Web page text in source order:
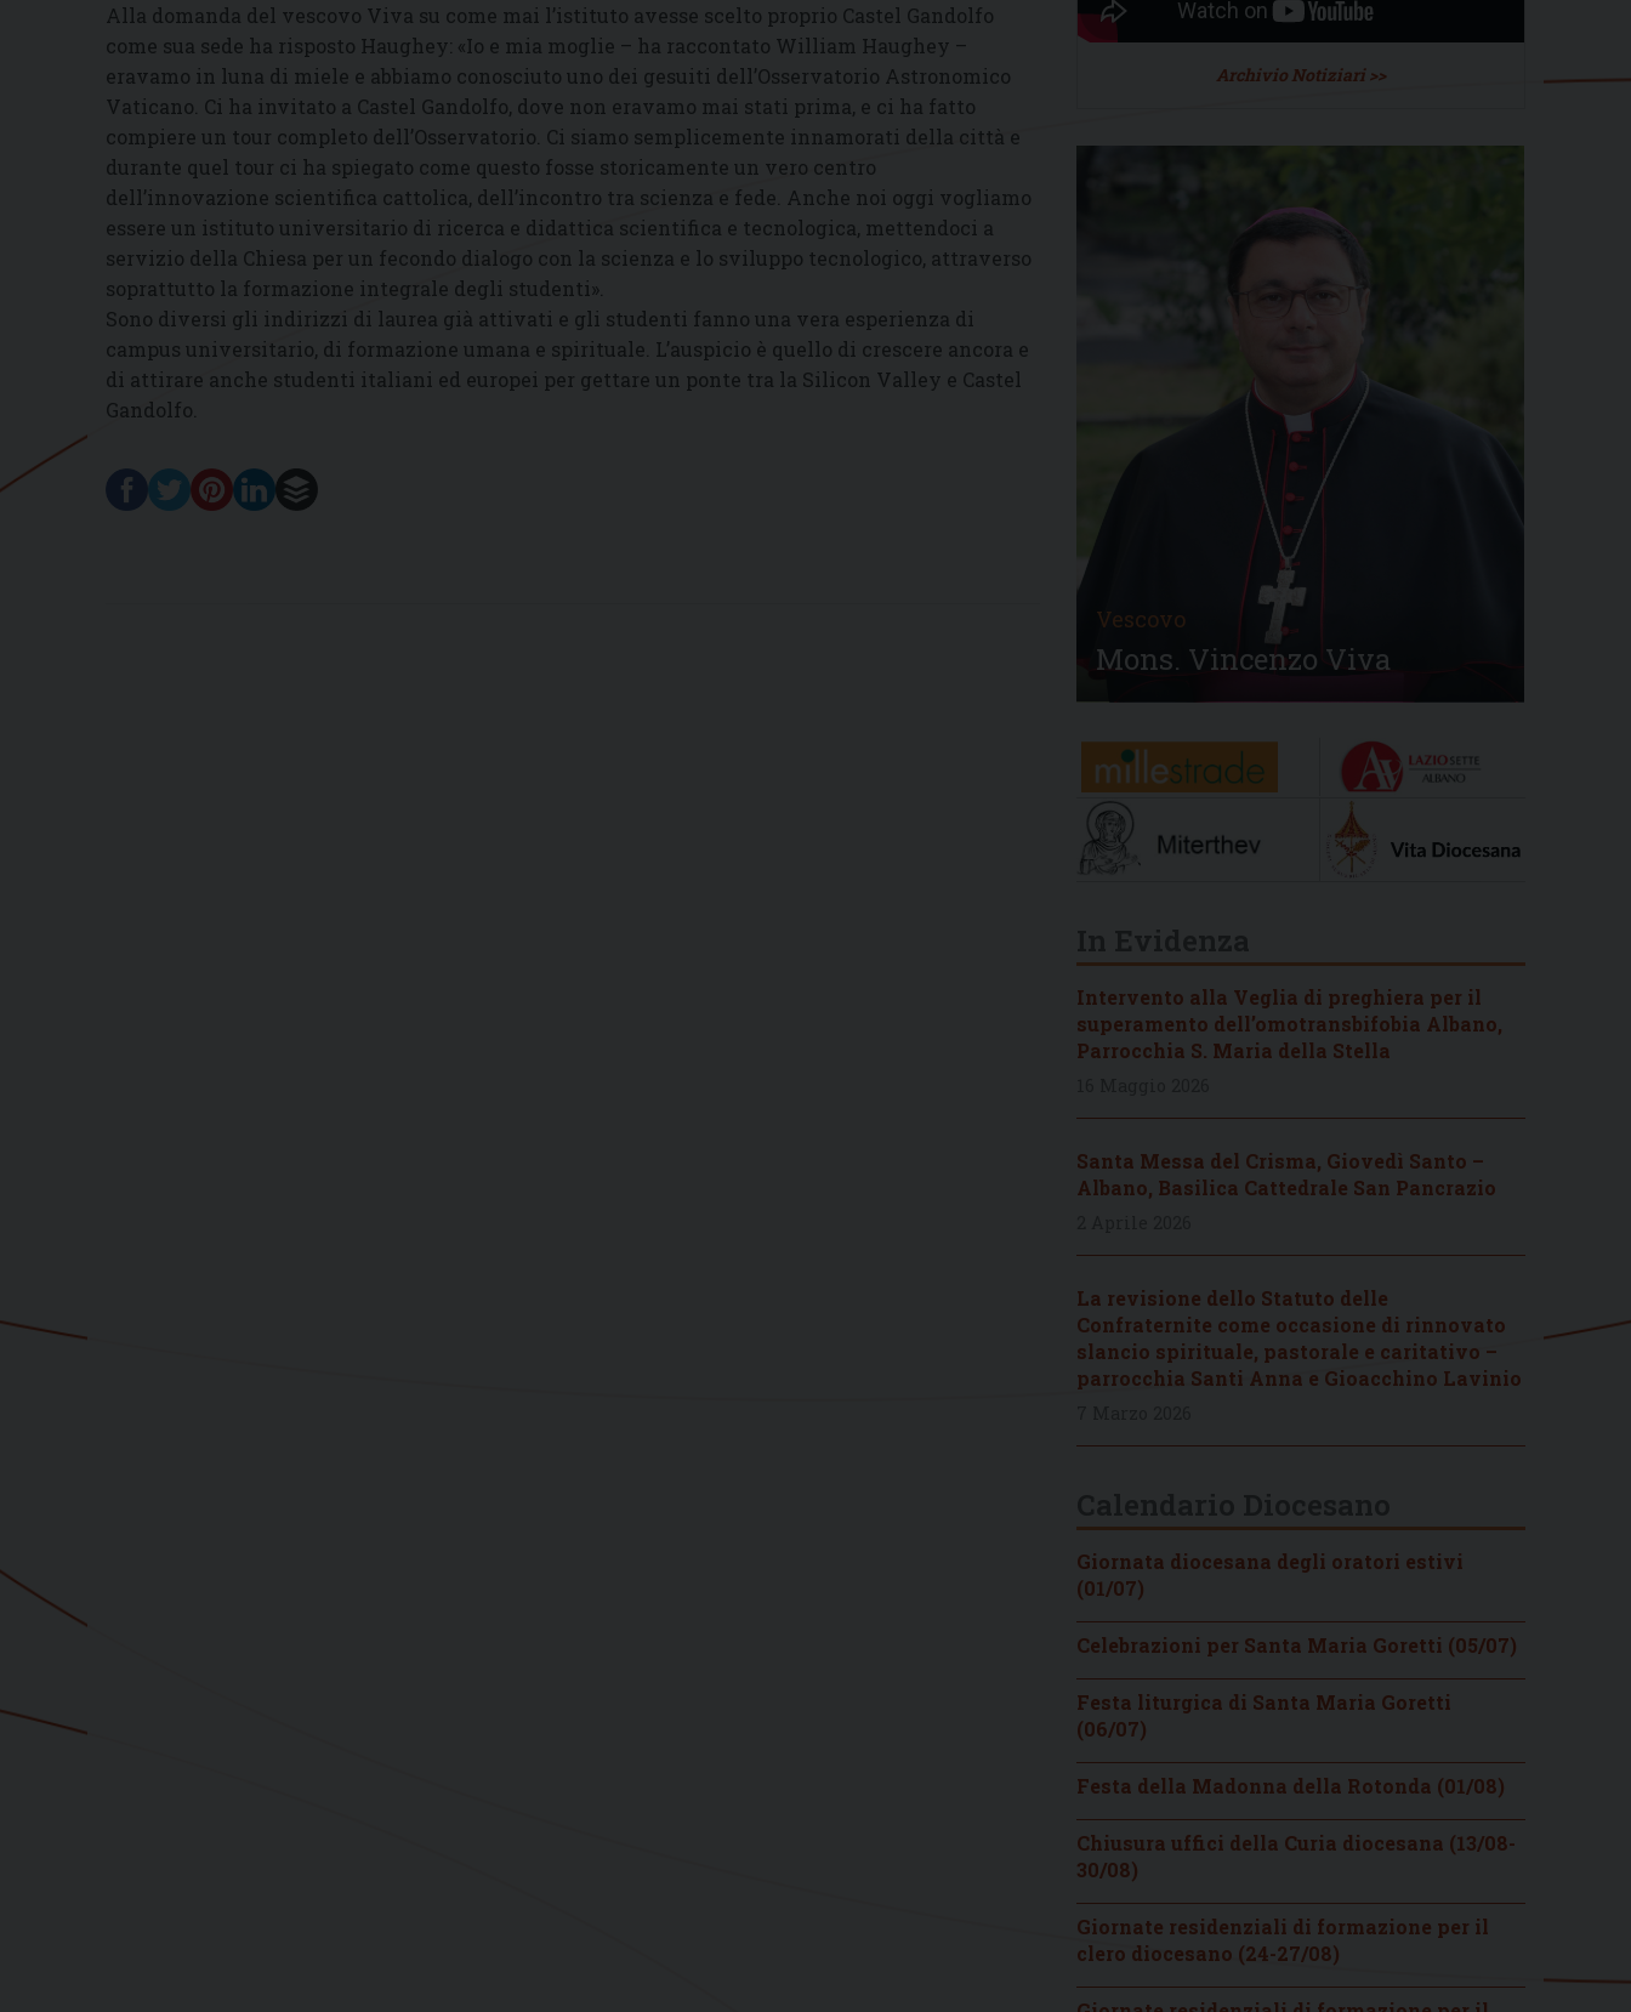
Alla domanda del vescovo Viva su come mai l’istituto avesse scelto proprio Castel Gandolfo
come sua sede ha risposto Haughey: «Io e mia moglie – ha raccontato William Haughey –
eravamo in luna di miele e abbiamo conosciuto uno dei gesuiti dell’Osservatorio Astronomico
Vaticano. Ci ha invitato a Castel Gandolfo, dove non eravamo mai stati prima, e ci ha fatto
compiere un tour completo dell’Osservatorio. Ci siamo semplicemente innamorati della città e
durante quel tour ci ha spiegato come questo fosse storicamente un vero centro
dell’innovazione scientifica cattolica, dell’incontro tra scienza e fede. Anche noi oggi vogliamo
essere un istituto universitario di ricerca e didattica scientifica e tecnologica, mettendoci a
servizio della Chiesa per un fecondo dialogo con la scienza e lo sviluppo tecnologico, attraverso
soprattutto la formazione integrale degli studenti».
Sono diversi gli indirizzi di laurea già attivati e gli studenti fanno una vera esperienza di
campus universitario, di formazione umana e spirituale. L’auspicio è quello di crescere ancora e
di attirare anche studenti italiani ed europei per gettare un ponte tra la Silicon Valley e Castel
Gandolfo.
Archivio Notiziari >>
Vescovo
Mons. Vincenzo Viva
Intervento alla Veglia di preghiera per il
superamento dell’omotransbifobia Albano,
Parrocchia S. Maria della Stella
Santa Messa del Crisma, Giovedì Santo –
Albano, Basilica Cattedrale San Pancrazio
La revisione dello Statuto delle
Confraternite come occasione di rinnovato
slancio spirituale, pastorale e caritativo –
parrocchia Santi Anna e Gioacchino Lavinio
Giornata diocesana degli oratori estivi
(01/07)
Celebrazioni per Santa Maria Goretti (05/07)
Festa liturgica di Santa Maria Goretti
(06/07)
Festa della Madonna della Rotonda (01/08)
Chiusura uffici della Curia diocesana (13/08-
30/08)
Giornate residenziali di formazione per il
clero diocesano (24-27/08)